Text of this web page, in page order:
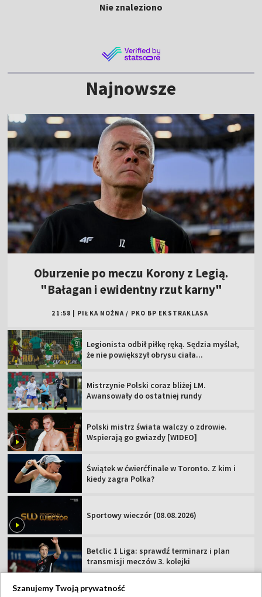
Nie znaleziono
Najnowsze
Oburzenie po meczu Korony z Legią.
"Bałagan i ewidentny rzut karny"
21:58 | PIŁKA NOŻNA / PKO BP EKSTRAKLASA
Legionista odbił piłkę ręką. Sędzia myślał,
że nie powiększył obrysu ciała...
Mistrzynie Polski coraz bliżej LM.
Awansowały do ostatniej rundy
Polski mistrz świata walczy o zdrowie.
Wspierają go gwiazdy [WIDEO]
Świątek w ćwierćfinale w Toronto. Z kim i
kiedy zagra Polka?
Sportowy wieczór (08.08.2026)
Betclic 1 Liga: sprawdź terminarz i plan
transmisji meczów 3. kolejki
Szanujemy Twoją prywatność